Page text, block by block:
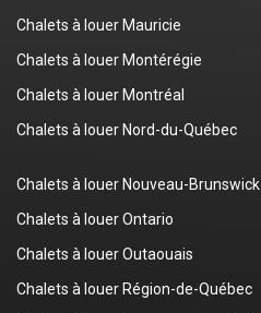
Chalets à louer Mauricie
Chalets à louer Montérégie
Chalets à louer Montréal
Chalets à louer Nord-du-Québec
Chalets à louer Nouveau-Brunswick
Chalets à louer Ontario
Chalets à louer Outaouais
Chalets à louer Région-de-Québec